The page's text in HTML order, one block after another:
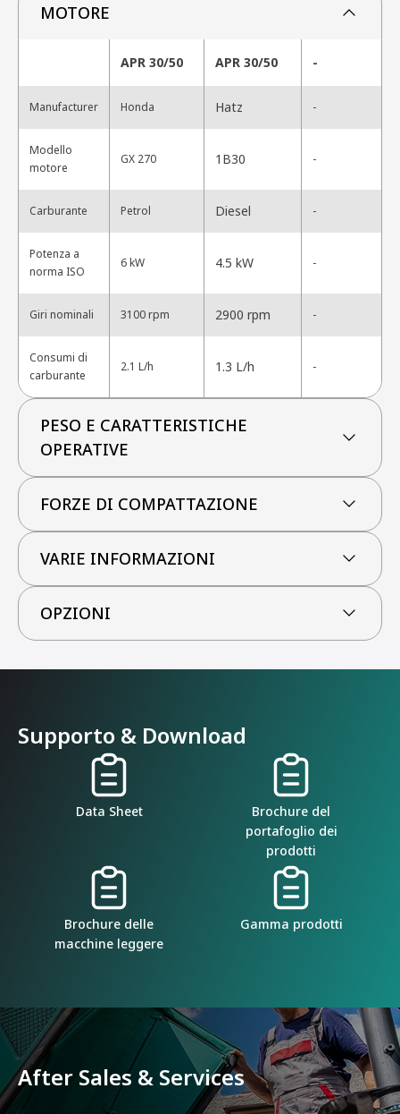
MOTORE
APR 30/50 APR 30/50 -
Manufacturer Honda Hatz -
Modello
motore
GX 270 1B30 -
Carburante Petrol Diesel -
Potenza a
norma ISO
6 kW 4.5 kW -
Giri nominali 3100 rpm 2900 rpm -
Consumi di
carburante
2.1 L/h 1.3 L/h -
PESO E CARATTERISTICHE
OPERATIVE
FORZE DI COMPATTAZIONE
VARIE INFORMAZIONI
OPZIONI
Supporto & Download
Data Sheet
Brochure del
portafoglio dei
prodotti
Brochure delle
macchine leggere
Gamma prodotti
After Sales & Services